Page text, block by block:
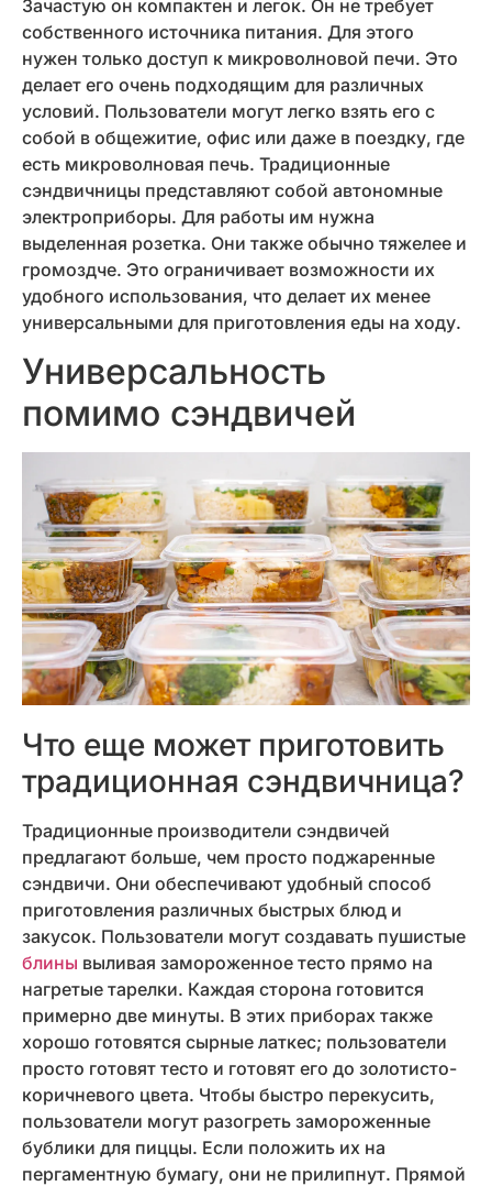
Зачастую он компактен и легок. Он не требует
собственного источника питания. Для этого
нужен только доступ к микроволновой печи. Это
делает его очень подходящим для различных
условий. Пользователи могут легко взять его с
собой в общежитие, офис или даже в поездку, где
есть микроволновая печь. Традиционные
сэндвичницы представляют собой автономные
электроприборы. Для работы им нужна
выделенная розетка. Они также обычно тяжелее и
громоздче. Это ограничивает возможности их
удобного использования, что делает их менее
универсальными для приготовления еды на ходу.
Универсальность
помимо сэндвичей
Что еще может приготовить
традиционная сэндвичница?
Традиционные производители сэндвичей
предлагают больше, чем просто поджаренные
сэндвичи. Они обеспечивают удобный способ
приготовления различных быстрых блюд и
закусок. Пользователи могут создавать пушистые
блины выливая замороженное тесто прямо на
нагретые тарелки. Каждая сторона готовится
примерно две минуты. В этих приборах также
хорошо готовятся сырные латкес; пользователи
просто готовят тесто и готовят его до золотисто-
коричневого цвета. Чтобы быстро перекусить,
пользователи могут разогреть замороженные
бублики для пиццы. Если положить их на
пергаментную бумагу, они не прилипнут. Прямой